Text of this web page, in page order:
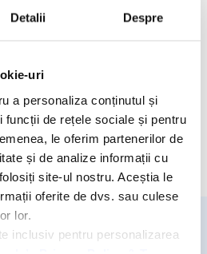
Detalii Despre
uri
a personaliza conținutul și
funcții de rețele sociale și pentru
le oferim partenerilor de
și de analize informații cu
site-ul nostru. Aceștia le
oferite de dvs. sau culese
lor.
inclusiv pentru personalizarea